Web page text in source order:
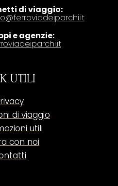
di viaggio:
e agenzie:
UTILI
di viaggio
utili
con noi